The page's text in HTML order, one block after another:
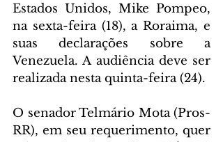
Estados Unidos, Mike Pompeo,
na sexta-feira (18), a Roraima, e
suas declarações sobre a
Venezuela. A audiência deve ser
realizada nesta quinta-feira (24).
O senador Telmário Mota (Pros-
RR), em seu requerimento, quer